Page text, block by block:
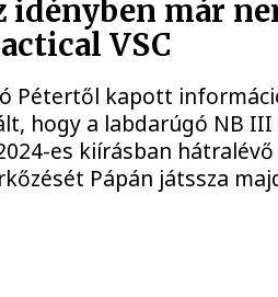
idényben már
VSC
Pétertől kapott
hogy a labdarúgó NB III
es kiírásban hátralévő
Pápán játssza